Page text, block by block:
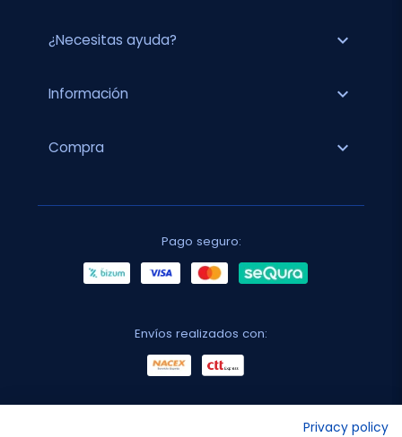
¿Necesitas ayuda? expand_more
Información expand_more
Compra expand_more
Pago seguro:
Envíos realizados con:
Privacy policy